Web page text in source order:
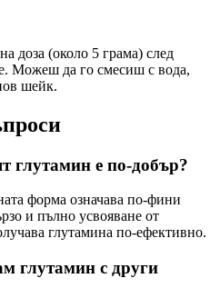
доза (около 5 грама) след
Можеш да го смесиш с вода,
шейк.
глутамин е по-добър?
форма означава по-фини
и пълно усвояване от
глутамина по-ефективно.
глутамин с други